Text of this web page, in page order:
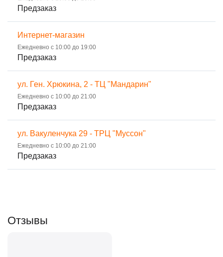
Предзаказ
Интернет-магазин
Ежедневно с 10:00 до 19:00
Предзаказ
ул. Ген. Хрюкина, 2 - ТЦ "Мандарин"
Ежедневно с 10:00 до 21:00
Предзаказ
ул. Вакуленчука 29 - ТРЦ "Муссон"
Ежедневно с 10:00 до 21:00
Предзаказ
Отзывы